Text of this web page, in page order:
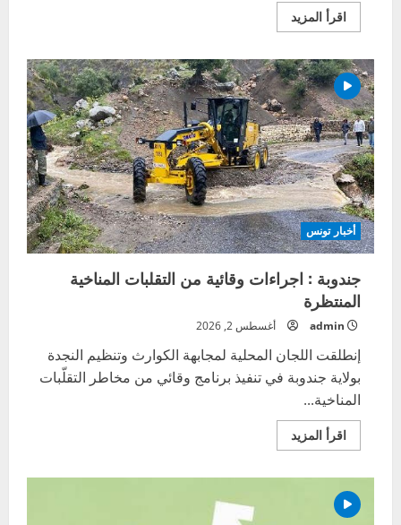
اقرأ المزيد
المزيد
اثر
مداخلة
الإعلامي
معز
الغريبي
:
بلدية
سوسة
تتحرك
أخبار تونس
جندوبة : اجراءات وقائية من التقلبات المناخية
المنتظرة
admin أغسطس 2, 2026
إنطلقت اللجان المحلية لمجابهة الكوارث وتنظيم النجدة
بولاية جندوبة في تنفيذ برنامج وقائي من مخاطر التقلّبات
المناخية...
اقرأ المزيداقرأ
المزيد